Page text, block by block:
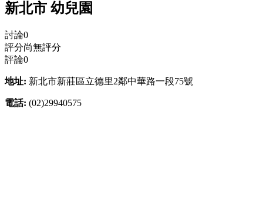
新北市 幼兒園
討論0
評分尚無評分
評論0
地址: 新北市新莊區立德里2鄰中華路一段75號
電話: (02)29940575